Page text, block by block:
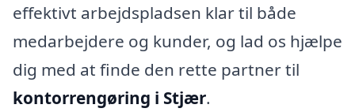
effektivt arbejdspladsen klar til både
medarbejdere og kunder, og lad os hjælpe
dig med at finde den rette partner til
kontorrengøring i Stjær.